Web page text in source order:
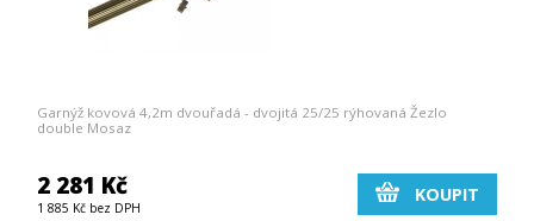
Garnýž kovová 4,2m dvouřadá - dvojitá 25/25 rýhovaná Žezlo
double Mosaz
2 281 Kč
1 885 Kč bez DPH
KOUPIT